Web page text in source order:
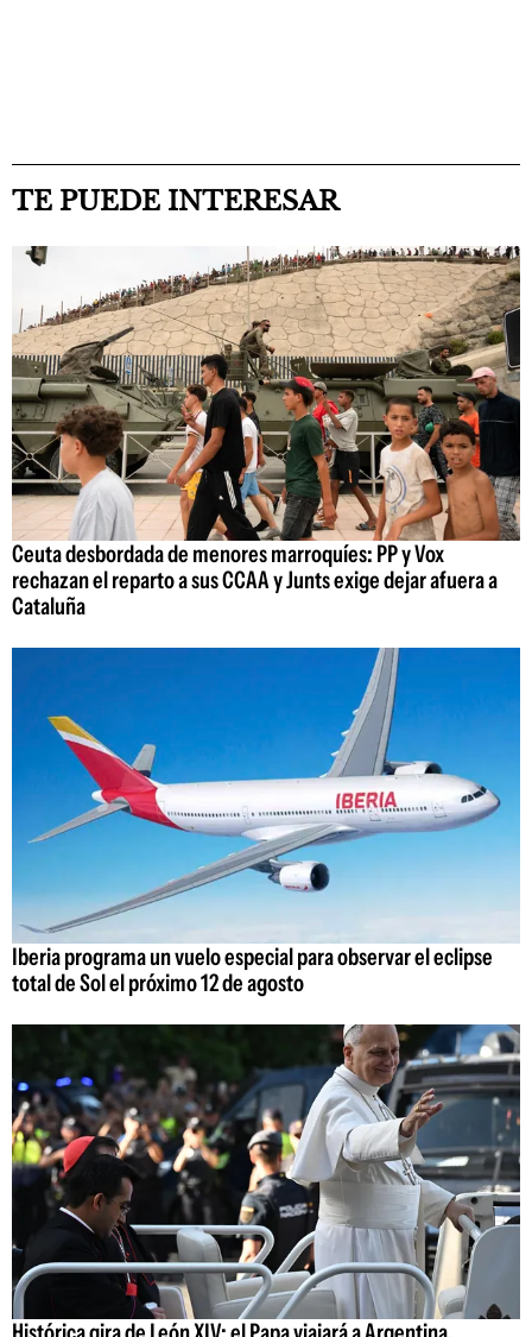
TE PUEDE INTERESAR
Ceuta desbordada de menores marroquíes: PP y Vox
rechazan el reparto a sus CCAA y Junts exige dejar afuera a
Cataluña
Iberia programa un vuelo especial para observar el eclipse
total de Sol el próximo 12 de agosto